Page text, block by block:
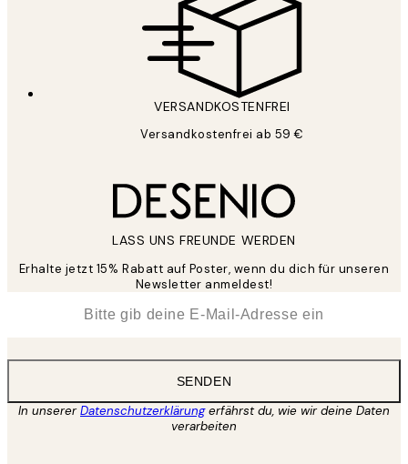
VERSANDKOSTENFREI
Versandkostenfrei ab 59 €
LASS UNS FREUNDE WERDEN
Erhalte jetzt 15% Rabatt auf Poster, wenn du dich für unseren
Newsletter anmeldest!
SENDEN
In unsererDatenschutzerklärungerfährst du, wie wir deine Daten
verarbeiten